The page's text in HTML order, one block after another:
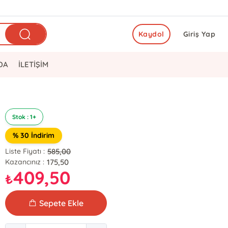
Giriş Yap
Kaydol
İLETİŞİM
Stok : 1+
% 30 İndirim
Liste Fiyatı : 585,00
Kazancınız : 175,50
₺409,50
Sepete Ekle